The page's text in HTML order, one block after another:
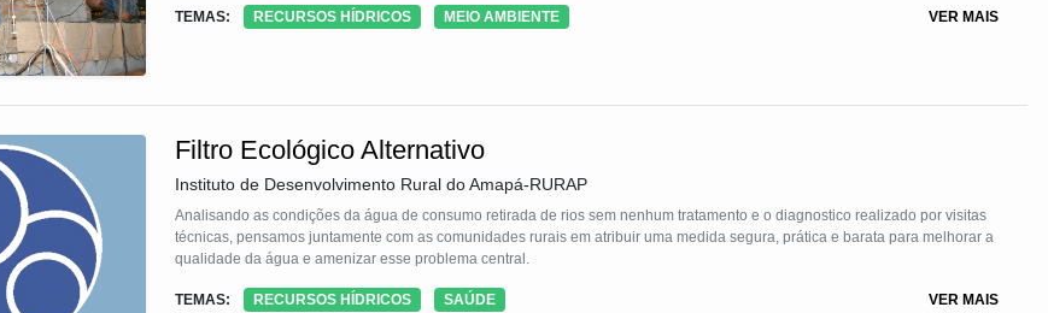
TEMAS: RECURSOS HÍDRICOS MEIO AMBIENTE VER MAIS
Filtro Ecológico Alternativo
Instituto de Desenvolvimento Rural do Amapá-RURAP
Analisando as condições da água de consumo retirada de rios sem nenhum tratamento e o diagnostico realizado por visitas
técnicas, pensamos juntamente com as comunidades rurais em atribuir uma medida segura, prática e barata para melhorar a
qualidade da água e amenizar esse problema central.
TEMAS: RECURSOS HÍDRICOS SAÚDE VER MAIS